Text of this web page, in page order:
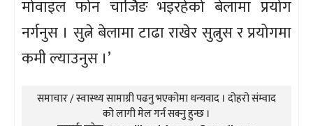
मोवाइल फोन चार्जिङ भइरहेको बेलामा प्रयोग
नर्गनुस । सुत्ने बेलामा टाढा राखेर सुत्नुस र प्रयोगमा
कमी ल्याउनुस ।’
समाचार / स्वास्थ्य सामाग्री पढनु भएकोमा धन्यवाद । दोहरो संम्वाद
को लागी मेल गर्न सक्नु हुन्छ ।